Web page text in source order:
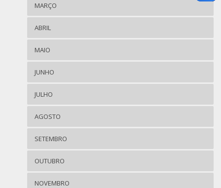
MARÇO
ABRIL
MAIO
JUNHO
JULHO
AGOSTO
SETEMBRO
OUTUBRO
NOVEMBRO